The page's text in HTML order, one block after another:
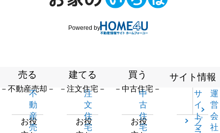
Powered by
売る
－不動産売却－
不
動
産
売
お役
建てる
－注文住宅－
注
文
住
宅
お役
買う
－中古住宅－
中
古
住
宅
お役
サイト情報
サ
イ
ト
マ
運
営
会
社
プ